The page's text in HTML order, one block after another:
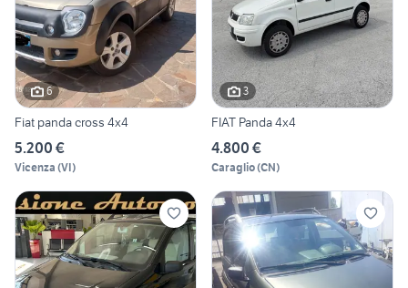
6
Fiat panda cross 4x4
5.200 €
Vicenza (VI)
3
FIAT Panda 4x4
4.800 €
Caraglio(CN)